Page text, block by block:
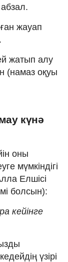
жауап
жатып алу
(намаз оқуы
күнә
оны
мүмкіндігі
Елшісі
болсын):
кейінге
үзірі